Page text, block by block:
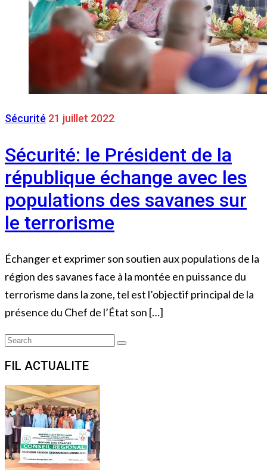
Sécurité 21 juillet 2022
Sécurité: le Président de la
république échange avec les
populations des savanes sur
le terrorisme
Échanger et exprimer son soutien aux populations de la
région des savanes face à la montée en puissance du
terrorisme dans la zone, tel est l’objectif principal de la
présence du Chef de l’État son […]
Search
Search
FIL ACTUALITE